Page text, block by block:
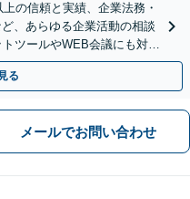
の信頼と実績、企業法務・
、あらゆる企業活動の相談
ツールやWEB会議にも対
る
メールでお問い合わせ